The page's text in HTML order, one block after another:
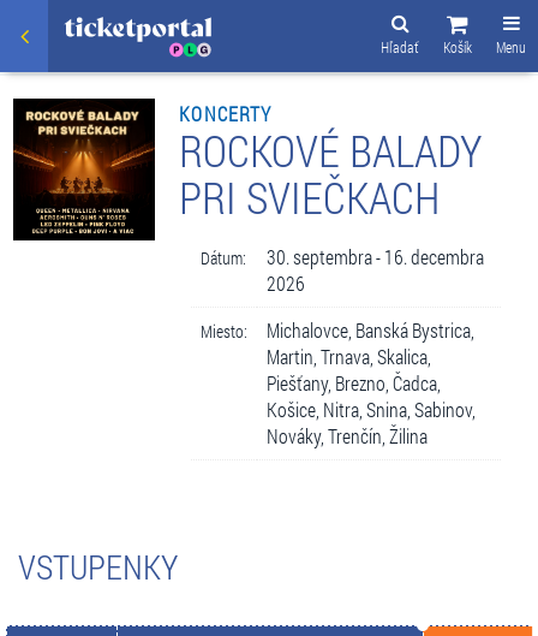
Menu
Košík
Hľadať
KONCERTY
ROCKOVÉ BALADY
PRI SVIEČKACH
Dátum:
30. septembra - 16. decembra
2026
Miesto:
Michalovce, Banská Bystrica,
Martin, Trnava, Skalica,
Piešťany, Brezno, Čadca,
Košice, Nitra, Snina, Sabinov,
Nováky, Trenčín, Žilina
VSTUPENKY